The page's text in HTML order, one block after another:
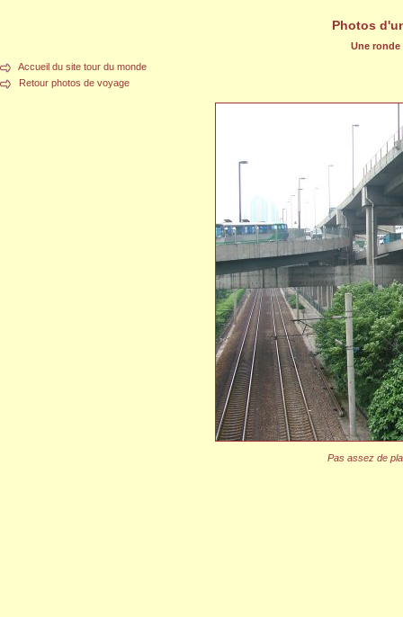
Photos
Une
Accueil du site tour du monde
Retour photos de voyage
Pas assez de